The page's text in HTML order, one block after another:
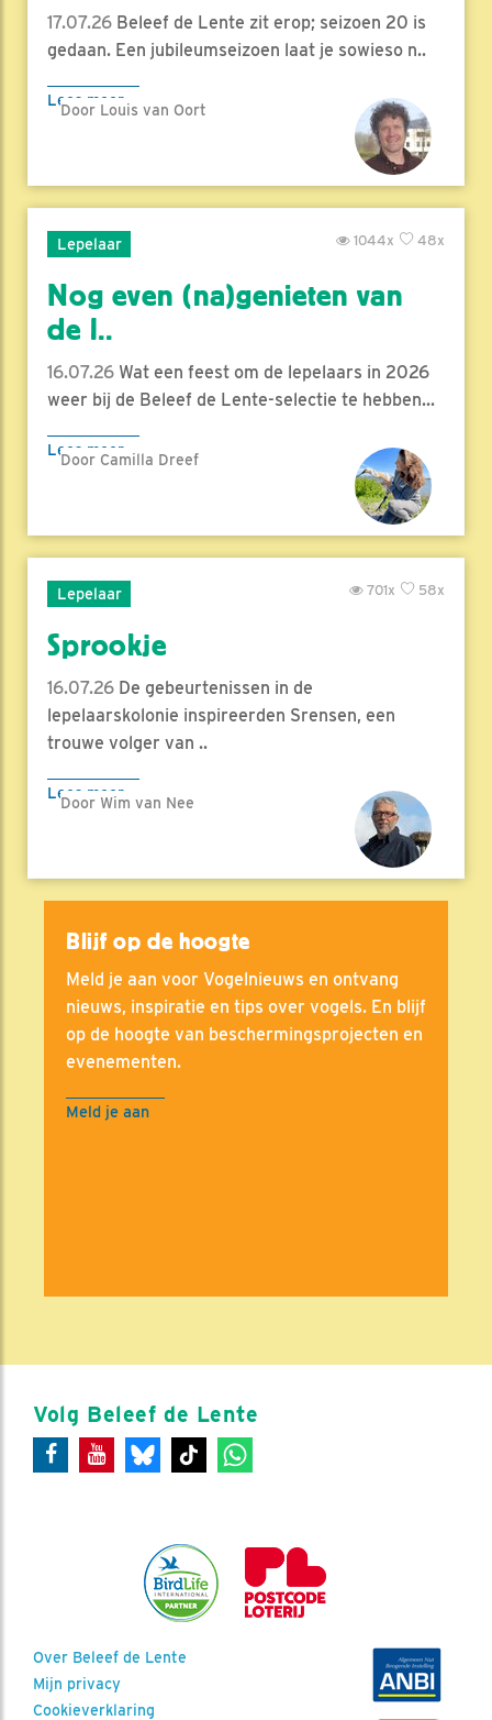
17.07.26 Beleef de Lente zit erop; seizoen 20 is
gedaan. Een jubileumseizoen laat je sowieso n..
Lees meer
Door Louis van Oort
Lepelaar 48x
1044x
Nog even (na)genieten van
de l..
16.07.26 Wat een feest om de lepelaars in 2026
weer bij de Beleef de Lente-selectie te hebben...
Lees meer
Door Camilla Dreef
Lepelaar 58x
701x
Sprookje
16.07.26 De gebeurtenissen in de
lepelaarskolonie inspireerden Srensen, een
trouwe volger van ..
Lees meer
Door Wim van Nee
Blijf op de hoogte
Meld je aan voor Vogelnieuws en ontvang
nieuws, inspiratie en tips over vogels. En blijf
op de hoogte van beschermingsprojecten en
evenementen.
Meld je aan
Volg Beleef de Lente
Over Beleef de Lente
Mijn privacy
Cookieverklaring